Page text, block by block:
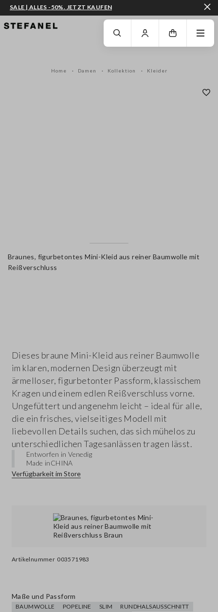
ZUM HAUPTINHALT SPRINGEN GEHEN SIE ZUM ENDE DER SEITE
SALE | ALLES -50%. JETZT KAUFEN
Home Damen Kollektion Kleider
Braunes, figurbetontes Mini-Kleid aus reiner Baumwolle mit
Reißverschluss
Artikelnummer 003571983
Dieses braune Mini-Kleid aus reiner Baumwolle
im klaren, modernen Design überzeugt mit
ärmelloser, figurbetonter Passform, klassischem
Kragen und einem edlen Reißverschluss vorne.
Ungefüttert und angenehm leicht – ideal für alle,
die ein frisches, vielseitiges Modell mit
liebevollen Details suchen, das sich mühelos zu
unterschiedlichen Tagesanlässen tragen lässt.
Entworfen in Venedig
Made inCHINA
Verfügbarkeit im Store
Maße und Passform
BAUMWOLLE POPELINE SLIM
RUNDHALSAUSSCHNITT